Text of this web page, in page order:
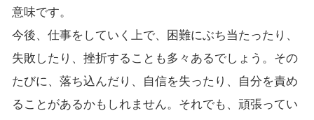
意味です。
今後、仕事をしていく上で、困難にぶち当たったり、
失敗したり、挫折することも多々あるでしょう。その
たびに、落ち込んだり、自信を失ったり、自分を責め
ることがあるかもしれません。それでも、頑張ってい